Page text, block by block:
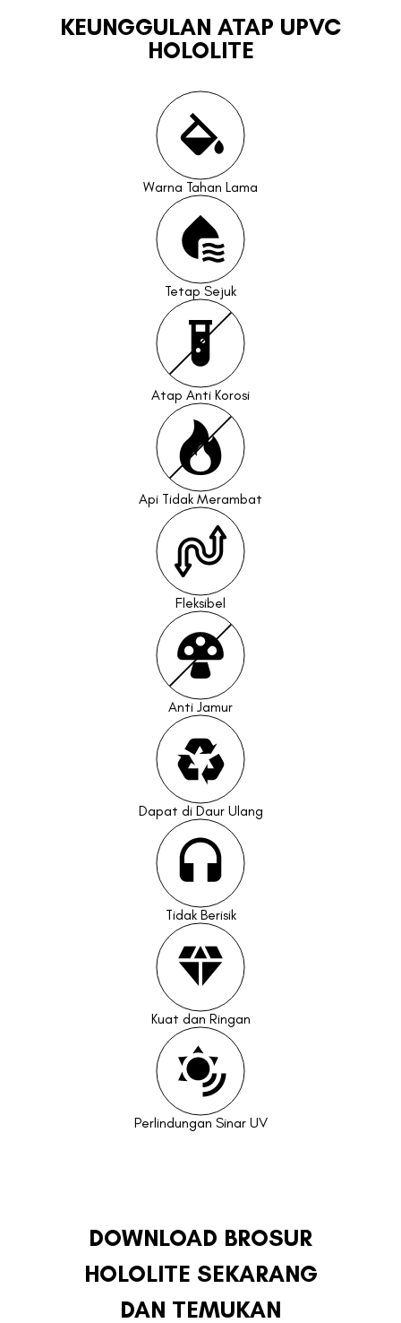
KEUNGGULAN ATAP UPVC
HOLOLITE
Warna Tahan Lama
Tetap Sejuk
Atap Anti Korosi
Api Tidak Merambat
Fleksibel
Anti Jamur
Dapat di Daur Ulang
Tidak Berisik
Kuat dan Ringan
Perlindungan Sinar UV
DOWNLOAD BROSUR
HOLOLITE SEKARANG
DAN TEMUKAN